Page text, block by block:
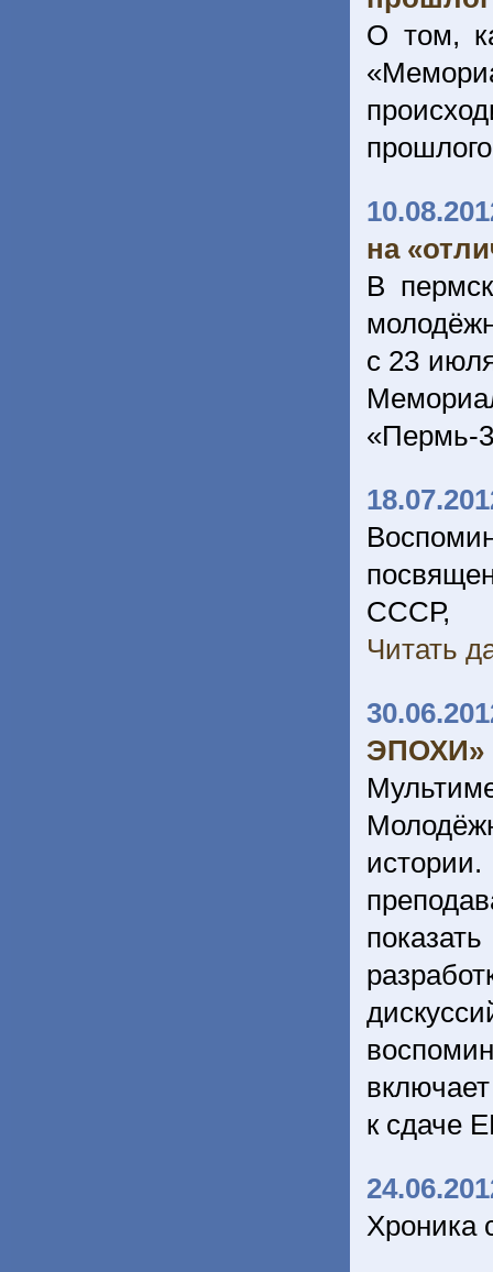
О том,
на
В
с 23
«Пермь-
СССР,
Читать
ЭПОХИ»
к сдаче
Хроника